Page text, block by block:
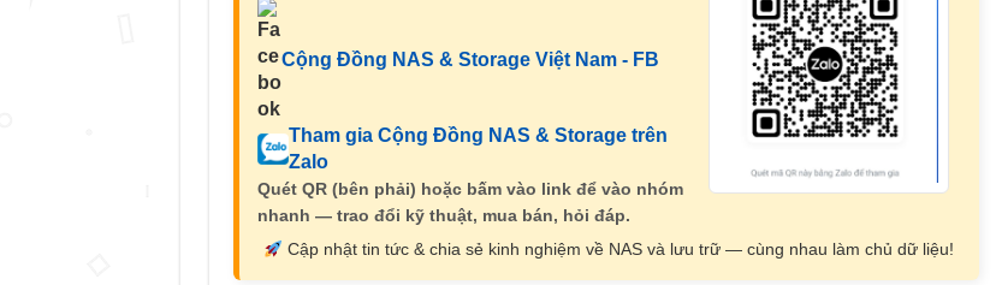
Cộng Đồng NAS & Storage Việt Nam - FB
Tham gia Cộng Đồng NAS & Storage trên
Zalo
Quét QR (bên phải) hoặc bấm vào link để vào nhóm
nhanh — trao đổi kỹ thuật, mua bán, hỏi đáp.
Cập nhật tin tức & chia sẻ kinh nghiệm về NAS và lưu trữ — cùng nhau làm chủ dữ liệu!